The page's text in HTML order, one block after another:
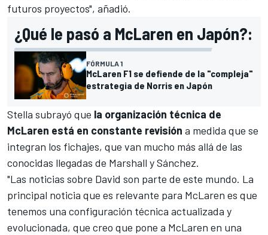
futuros proyectos", añadió.
¿Qué le pasó a McLaren en Japón?:
FÓRMULA 1
McLaren F1 se defiende de la "compleja"
estrategia de Norris en Japón
Stella subrayó que la organización técnica de
McLaren está en constante revisión a medida que se
integran los fichajes, que van mucho más allá de las
conocidas llegadas de Marshall y Sánchez.
"Las noticias sobre David son parte de este mundo. La
principal noticia que es relevante para McLaren es que
tenemos una configuración técnica actualizada y
evolucionada, que creo que pone a McLaren en una